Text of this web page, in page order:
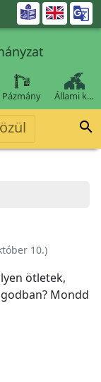

Pázmány Állami k…

10.)
ötletek,
Mondd